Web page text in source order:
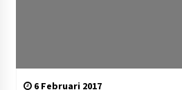
6 Februari 2017